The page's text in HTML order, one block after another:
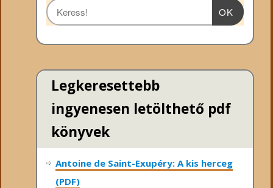
OK
Legkeresettebb
ingyenesen letölthető pdf
könyvek
Antoine de Saint-Exupéry: A kis herceg
(PDF)